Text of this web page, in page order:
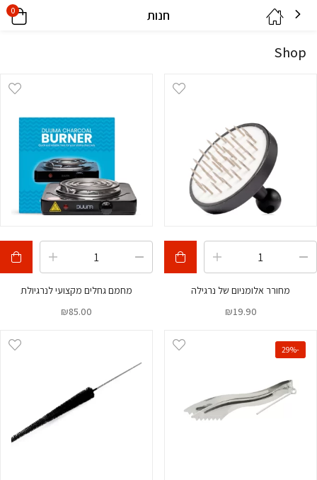
חנות 0
Shop
מחורר אלומניום של נרגילה
₪19.90
מחמם גחלים מקצועי לנרגיולת
₪85.00
-29%